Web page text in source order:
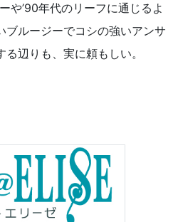
や’90年代のリーフに通じるよ
ブルージーでコシの強いアンサ
辺りも、実に頼もしい。